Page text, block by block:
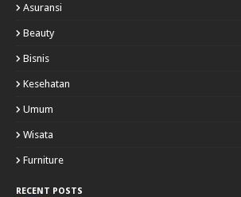
Asuransi
Beauty
Bisnis
Kesehatan
Umum
Wisata
Furniture
RECENT POSTS